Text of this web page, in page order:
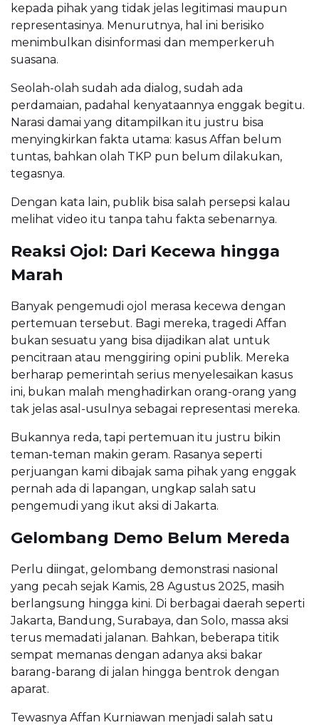
kepada pihak yang tidak jelas legitimasi maupun
representasinya. Menurutnya, hal ini berisiko
menimbulkan disinformasi dan memperkeruh
suasana.
Seolah-olah sudah ada dialog, sudah ada
perdamaian, padahal kenyataannya enggak begitu.
Narasi damai yang ditampilkan itu justru bisa
menyingkirkan fakta utama: kasus Affan belum
tuntas, bahkan olah TKP pun belum dilakukan,
tegasnya.
Dengan kata lain, publik bisa salah persepsi kalau
melihat video itu tanpa tahu fakta sebenarnya.
Reaksi Ojol: Dari Kecewa hingga
Marah
Banyak pengemudi ojol merasa kecewa dengan
pertemuan tersebut. Bagi mereka, tragedi Affan
bukan sesuatu yang bisa dijadikan alat untuk
pencitraan atau menggiring opini publik. Mereka
berharap pemerintah serius menyelesaikan kasus
ini, bukan malah menghadirkan orang-orang yang
tak jelas asal-usulnya sebagai representasi mereka.
Bukannya reda, tapi pertemuan itu justru bikin
teman-teman makin geram. Rasanya seperti
perjuangan kami dibajak sama pihak yang enggak
pernah ada di lapangan, ungkap salah satu
pengemudi yang ikut aksi di Jakarta.
Gelombang Demo Belum Mereda
Perlu diingat, gelombang demonstrasi nasional
yang pecah sejak Kamis, 28 Agustus 2025, masih
berlangsung hingga kini. Di berbagai daerah seperti
Jakarta, Bandung, Surabaya, dan Solo, massa aksi
terus memadati jalanan. Bahkan, beberapa titik
sempat memanas dengan adanya aksi bakar
barang-barang di jalan hingga bentrok dengan
aparat.
Tewasnya Affan Kurniawan menjadi salah satu